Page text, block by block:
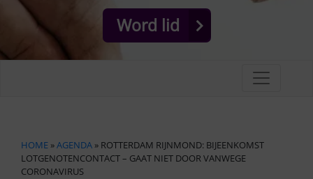
Word lid
HOME »AGENDA » ROTTERDAM RIJNMOND: BIJEENKOMST
LOTGENOTENCONTACT – GAAT NIET DOOR VANWEGE
CORONAVIRUS